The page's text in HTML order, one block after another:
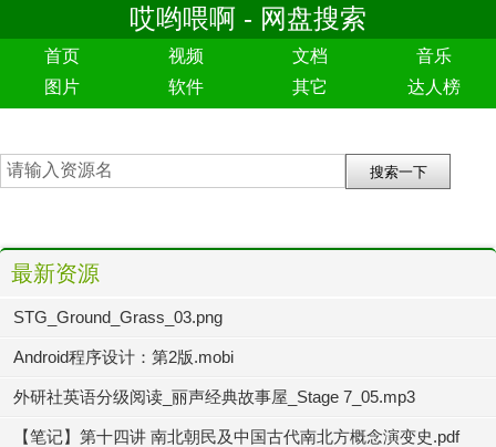
哎哟喂啊 - 网盘搜索
首页 视频 文档
音乐
图片
软件 其它 达人榜
最新资源
STG_Ground_Grass_03.png
Android程序设计：第2版.mobi
外研社英语分级阅读_丽声经典故事屋_Stage 7_05.mp3
【笔记】第十四讲 南北朝民及中国古代南北方概念演变史.pdf